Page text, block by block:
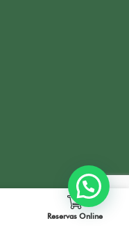
Reservas Online